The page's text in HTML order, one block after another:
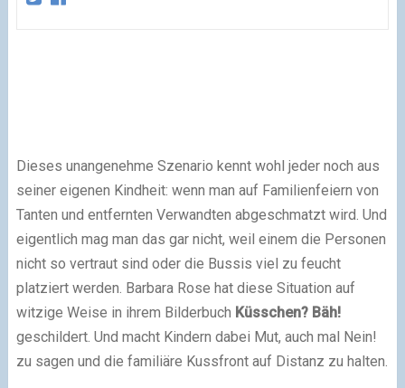
Dieses unangenehme Szenario kennt wohl jeder noch aus
seiner eigenen Kindheit: wenn man auf Familienfeiern von
Tanten und entfernten Verwandten abgeschmatzt wird. Und
eigentlich mag man das gar nicht, weil einem die Personen
nicht so vertraut sind oder die Bussis viel zu feucht
platziert werden. Barbara Rose hat diese Situation auf
witzige Weise in ihrem Bilderbuch Küsschen? Bäh!
geschildert. Und macht Kindern dabei Mut, auch mal Nein!
zu sagen und die familiäre Kussfront auf Distanz zu halten.